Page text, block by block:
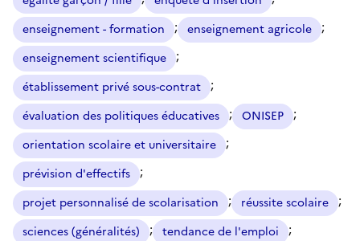
enseignement - formation ; enseignement agricole ;
enseignement scientifique ;
établissement privé sous-contrat ;
évaluation des politiques éducatives ; ONISEP ;
orientation scolaire et universitaire ;
prévision d'effectifs ;
projet personnalisé de scolarisation ; réussite scolaire ;
sciences (généralités) ; tendance de l'emploi ;